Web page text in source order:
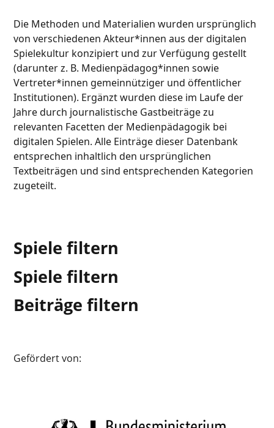
Die Methoden und Materialien wurden ursprünglich
von verschiedenen Akteur*innen aus der digitalen
Spielekultur konzipiert und zur Verfügung gestellt
(darunter z. B. Medienpädagog*innen sowie
Vertreter*innen gemeinnütziger und öffentlicher
Institutionen). Ergänzt wurden diese im Laufe der
Jahre durch journalistische Gastbeiträge zu
relevanten Facetten der Medienpädagogik bei
digitalen Spielen. Alle Einträge dieser Datenbank
entsprechen inhaltlich den ursprünglichen
Textbeiträgen und sind entsprechenden Kategorien
zugeteilt.
Spiele filtern
Spiele filtern
Beiträge filtern
Gefördert von: